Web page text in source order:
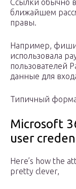
Ссылки обычно
ближайшем
правы.
Например,
использовала
пользователей
данные для
Типичный
Microsoft
user
Here’s how the
pretty clever,